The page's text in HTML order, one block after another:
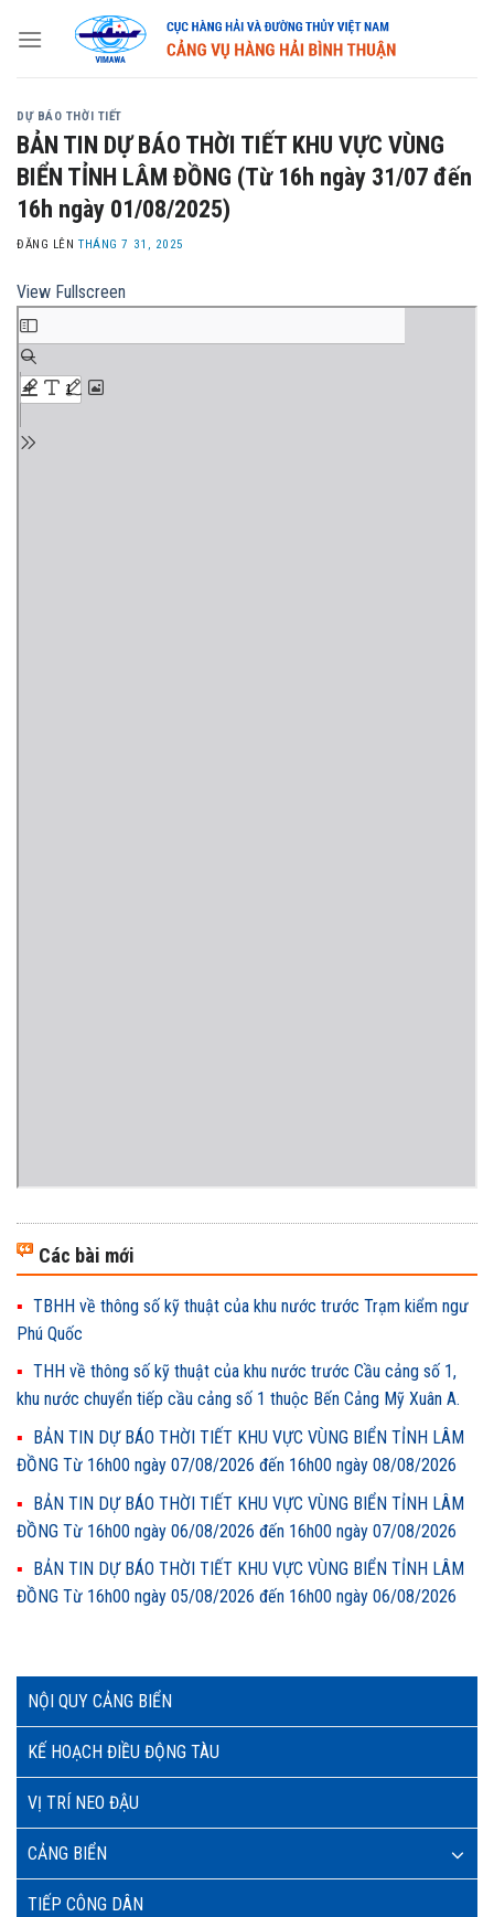
NỘI QUY CẢNG BIỂN
KẾ HOẠCH ĐIỀU ĐỘNG TÀU
VỊ TRÍ NEO ĐẬU
CẢNG BIỂN
TIẾP CÔNG DÂN
DỰ BÁO THỜI TIẾT
BẢN TIN DỰ BÁO THỜI TIẾT KHU VỰC VÙNG
BIỂN TỈNH LÂM ĐỒNG (Từ 16h ngày 31/07 đến
16h ngày 01/08/2025)
ĐĂNG LÊNTHÁNG 7 31, 2025
View Fullscreen
Các bài mới
TBHH về thông số kỹ thuật của khu nước trước Trạm kiểm ngư
Phú Quốc
THH về thông số kỹ thuật của khu nước trước Cầu cảng số 1,
khu nước chuyển tiếp cầu cảng số 1 thuộc Bến Cảng Mỹ Xuân A.
BẢN TIN DỰ BÁO THỜI TIẾT KHU VỰC VÙNG BIỂN TỈNH LÂM
ĐỒNG Từ 16h00 ngày 07/08/2026 đến 16h00 ngày 08/08/2026
BẢN TIN DỰ BÁO THỜI TIẾT KHU VỰC VÙNG BIỂN TỈNH LÂM
ĐỒNG Từ 16h00 ngày 06/08/2026 đến 16h00 ngày 07/08/2026
BẢN TIN DỰ BÁO THỜI TIẾT KHU VỰC VÙNG BIỂN TỈNH LÂM
ĐỒNG Từ 16h00 ngày 05/08/2026 đến 16h00 ngày 06/08/2026